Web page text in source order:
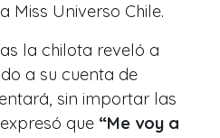
Miss Universo Chile.
la chilota reveló a
a su cuenta de
sin importar las
que “Me voy a